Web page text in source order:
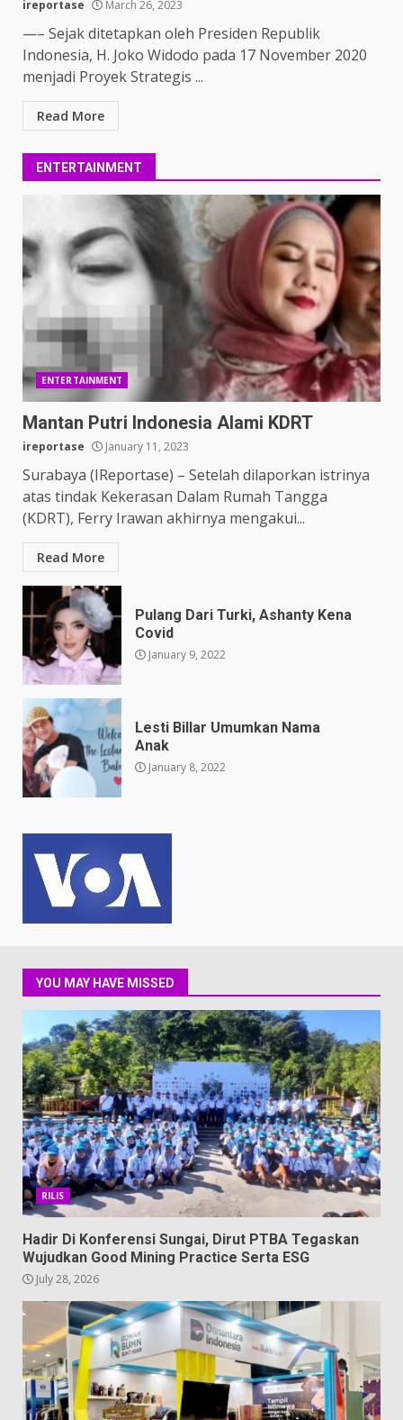
ireportase March 26, 2023
—– Sejak ditetapkan oleh Presiden Republik
Indonesia, H. Joko Widodo pada 17 November 2020
menjadi Proyek Strategis ...
Read More
ENTERTAINMENT
ENTERTAINMENT
Mantan Putri Indonesia Alami KDRT
ireportase January 11, 2023
Surabaya (IReportase) – Setelah dilaporkan istrinya
atas tindak Kekerasan Dalam Rumah Tangga
(KDRT), Ferry Irawan akhirnya mengakui...
Read More
Pulang Dari Turki, Ashanty Kena
Covid
January 9, 2022
Lesti Billar Umumkan Nama
Anak
January 8, 2022
YOU MAY HAVE MISSED
RILIS
Hadir Di Konferensi Sungai, Dirut PTBA Tegaskan
Wujudkan Good Mining Practice Serta ESG
July 28, 2026